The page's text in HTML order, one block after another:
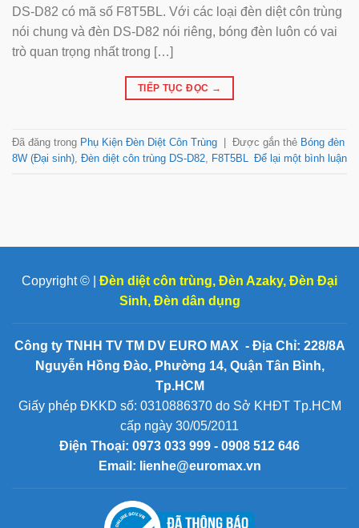
DS-D82 có mã số F8T5BL. Với các loại đèn diệt côn trùng
nói chung và đèn DS-D82 nói riêng, bóng đèn luôn có vai
trò quan trọng nhất trong […]
TIẾP TỤC ĐỌC →
Đã đăng trong Phụ Kiện Đèn Diệt Côn Trùng Được gắn thẻ Bóng đèn
8W (Đại sinh), Đèn diệt côn trùng DS-D82, F8T5BL Để lại một bình luận
Copyright © | Đèn diệt côn trùng, Đèn Azaky, Đèn Đại
Sinh, Đèn dân dụng
Công ty TNHH TV TM DV EURO MAX - Địa Chỉ: 228/8A
Nguyễn Hồng Đào, Phường 14, Quận Tân Bình,
Tp.HCM
Giấy phép ĐKKD số: 0310886370 do Sở KHĐT Tp.HCM
cấp ngày 30/05/2011
Điện Thoại: 0973 033 999 - 0908 512 646
Email: lienhe@euromax.vn